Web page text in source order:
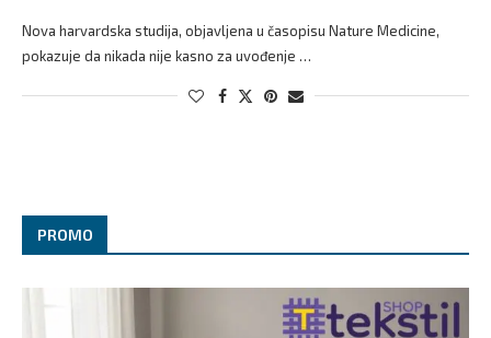
Nova harvardska studija, objavljena u časopisu Nature Medicine,
pokazuje da nikada nije kasno za uvođenje …
PROMO